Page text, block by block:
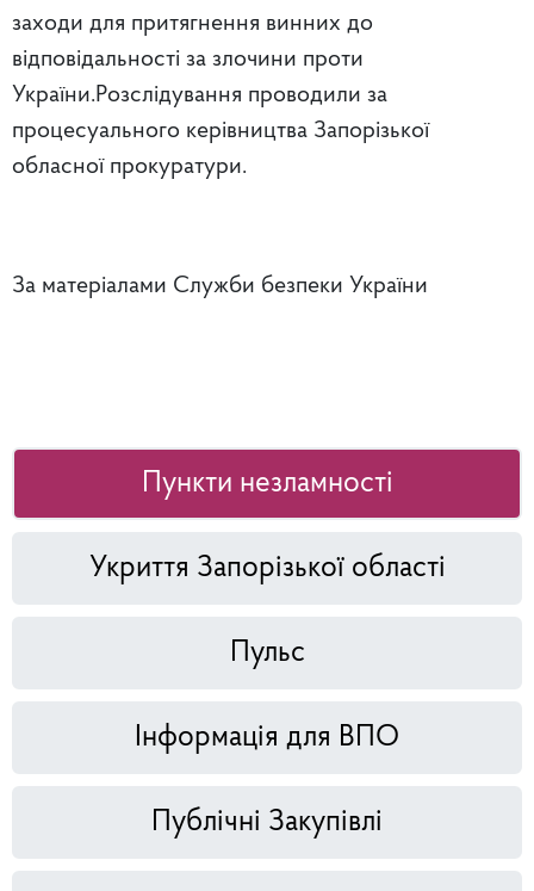
заходи для притягнення винних до
відповідальності за злочини проти
України.Розслідування проводили за
процесуального керівництва Запорізької
обласної прокуратури.
За матеріалами Служби безпеки України
Пункти незламності
Укриття Запорізької області
Пульс
Інформація для ВПО
Публічні Закупівлі